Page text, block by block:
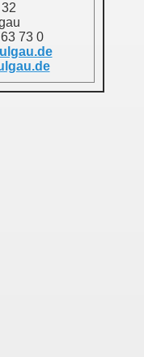
73 0